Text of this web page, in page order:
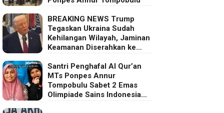
BREAKING NEWS Trump
Tegaskan Ukraina Sudah
Kehilangan Wilayah, Jaminan
Keamanan Diserahkan ke
Santri Penghafal Al Qur’an
MTs Ponpes Annur
Tompobulu Sabet 2 Emas
Olimpiade Sains Indonesia